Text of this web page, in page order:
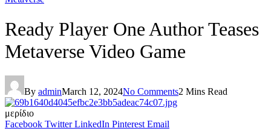
Ready Player One Author Teases
Metaverse Video Game
By adminMarch 12, 2024No Comments2 Mins Read
μερίδιο
Facebook Twitter LinkedIn Pinterest Email